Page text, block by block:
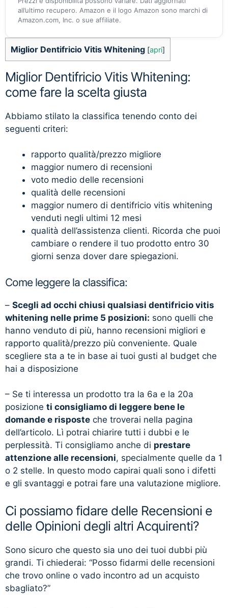
all’ultimo recupero. Amazon e il logo Amazon sono marchi di
Amazon.com, Inc. o sue affiliate.
Miglior Dentifricio Vitis Whitening [apri]
Miglior Dentifricio Vitis Whitening:
come fare la scelta giusta
Abbiamo stilato la classifica tenendo conto dei
seguenti criteri:
rapporto qualità/prezzo migliore
maggior numero di recensioni
voto medio delle recensioni
qualità delle recensioni
maggior numero di dentifricio vitis whitening
venduti negli ultimi 12 mesi
qualità dell’assistenza clienti. Ricorda che puoi
cambiare o rendere il tuo prodotto entro 30
giorni senza dover dare spiegazioni.
Come leggere la classifica:
– Scegli ad occhi chiusi qualsiasi dentifricio vitis
whitening nelle prime 5 posizioni: sono quelli che
hanno venduto di più, hanno recensioni migliori e
rapporto qualità/prezzo più conveniente. Quale
scegliere sta a te in base ai tuoi gusti al budget che
hai a disposizione
– Se ti interessa un prodotto tra la 6a e la 20a
posizione ti consigliamo di leggere bene le
domande e risposte che troverai nella pagina
dell’articolo. Lì potrai chiarire tutti i dubbi e le
perplessità. Ti consigliamo anche di prestare
attenzione alle recensioni, specialmente quelle da 1
o 2 stelle. In questo modo capirai quali sono i difetti
e gli svantaggi e potrai fare una valutazione migliore.
Ci possiamo fidare delle Recensioni e
delle Opinioni degli altri Acquirenti?
Sono sicuro che questo sia uno dei tuoi dubbi più
grandi. Ti chiederai: “Posso fidarmi delle recensioni
che trovo online o vado incontro ad un acquisto
sbagliato?”